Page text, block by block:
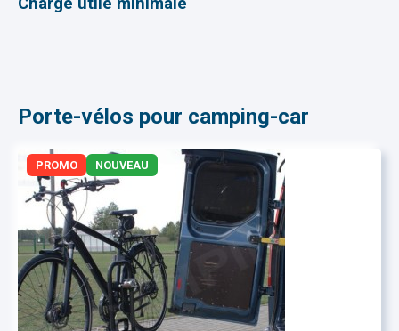
Porte-vélos pour camping-car
PROMO NOUVEAU